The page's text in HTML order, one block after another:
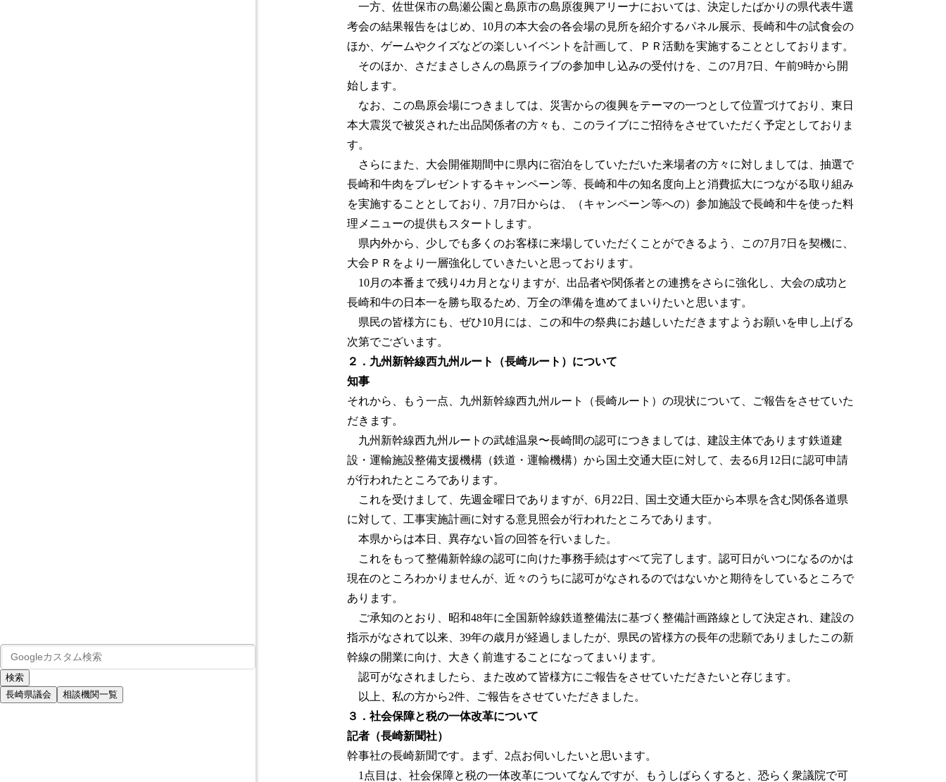
長崎県議会 相談機関一覧
一方、佐世保市の島瀬公園と島原市の島原復興アリーナにおいては、決定したばかりの県代表牛選
考会の結果報告をはじめ、10月の本大会の各会場の見所を紹介するパネル展示、長崎和牛の試食会の
ほか、ゲームやクイズなどの楽しいイベントを計画して、ＰＲ活動を実施することとしております。
そのほか、さだまさしさんの島原ライブの参加申し込みの受付けを、この7月7日、午前9時から開
始します。
なお、この島原会場につきましては、災害からの復興をテーマの一つとして位置づけており、東日
本大震災で被災された出品関係者の方々も、このライブにご招待をさせていただく予定としておりま
す。
さらにまた、大会開催期間中に県内に宿泊をしていただいた来場者の方々に対しましては、抽選で
長崎和牛肉をプレゼントするキャンペーン等、長崎和牛の知名度向上と消費拡大につながる取り組み
を実施することとしており、7月7日からは、（キャンペーン等への）参加施設で長崎和牛を使った料
理メニューの提供もスタートします。
県内外から、少しでも多くのお客様に来場していただくことができるよう、この7月7日を契機に、
大会ＰＲをより一層強化していきたいと思っております。
10月の本番まで残り4カ月となりますが、出品者や関係者との連携をさらに強化し、大会の成功と
長崎和牛の日本一を勝ち取るため、万全の準備を進めてまいりたいと思います。
県民の皆様方にも、ぜひ10月には、この和牛の祭典にお越しいただきますようお願いを申し上げる
次第でございます。
２．九州新幹線西九州ルート（長崎ルート）について
知事
それから、もう一点、九州新幹線西九州ルート（長崎ルート）の現状について、ご報告をさせていた
だきます。
九州新幹線西九州ルートの武雄温泉〜長崎間の認可につきましては、建設主体であります鉄道建
設・運輸施設整備支援機構（鉄道・運輸機構）から国土交通大臣に対して、去る6月12日に認可申請
が行われたところであります。
これを受けまして、先週金曜日でありますが、6月22日、国土交通大臣から本県を含む関係各道県
に対して、工事実施計画に対する意見照会が行われたところであります。
本県からは本日、異存ない旨の回答を行いました。
これをもって整備新幹線の認可に向けた事務手続はすべて完了します。認可日がいつになるのかは
現在のところわかりませんが、近々のうちに認可がなされるのではないかと期待をしているところで
あります。
ご承知のとおり、昭和48年に全国新幹線鉄道整備法に基づく整備計画路線として決定され、建設の
指示がなされて以来、39年の歳月が経過しましたが、県民の皆様方の長年の悲願でありましたこの新
幹線の開業に向け、大きく前進することになってまいります。
認可がなされましたら、また改めて皆様方にご報告をさせていただきたいと存じます。
以上、私の方から2件、ご報告をさせていただきました。
３．社会保障と税の一体改革について
記者（長崎新聞社）
幹事社の長崎新聞です。まず、2点お伺いしたいと思います。
1点目は、社会保障と税の一体改革についてなんですが、もうしばらくすると、恐らく衆議院で可